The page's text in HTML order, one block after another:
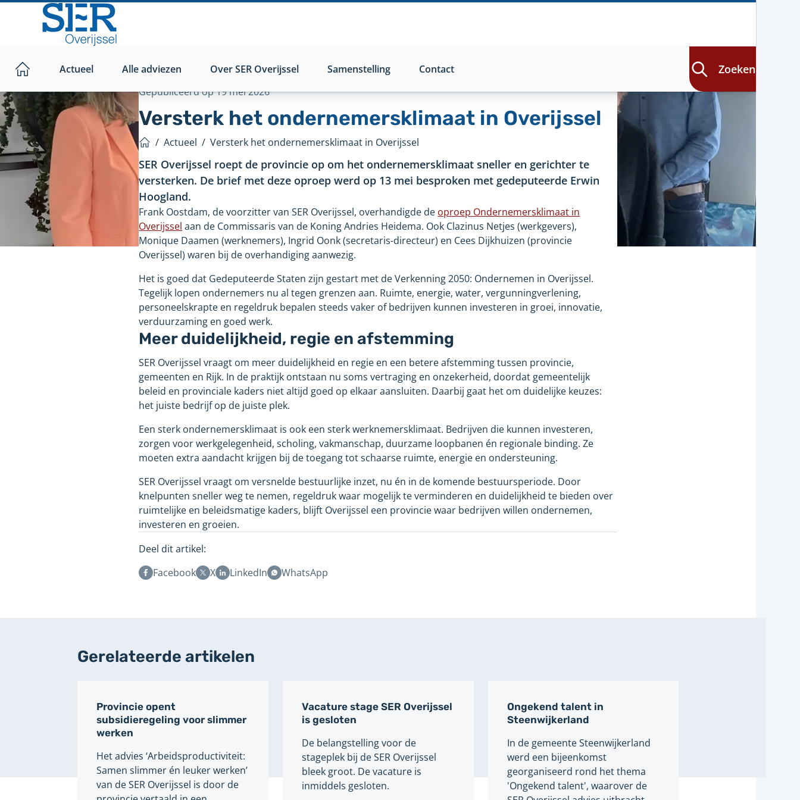
hoofdinhoud
Home
Actueel Alle adviezen Over SER Overijssel Samenstelling Contact Zoeken
Versterk het ondernemersklimaat in Overijssel
Gepubliceerd op19 mei 2026
/ Actueel / Versterk het ondernemersklimaat in Overijssel
SER Overijssel roept de provincie op om het ondernemersklimaat sneller en gerichter te
versterken. De brief met deze oproep werd op 13 mei besproken met gedeputeerde Erwin
Hoogland.
Frank Oostdam, de voorzitter van SER Overijssel, overhandigde de oproep Ondernemersklimaat in
Overijssel aan de Commissaris van de Koning Andries Heidema. Ook Clazinus Netjes (werkgevers),
Monique Daamen (werknemers), Ingrid Oonk (secretaris-directeur) en Cees Dijkhuizen (provincie
Overijssel) waren bij de overhandiging aanwezig.
Het is goed dat Gedeputeerde Staten zijn gestart met de Verkenning 2050: Ondernemen in Overijssel.
Tegelijk lopen ondernemers nu al tegen grenzen aan. Ruimte, energie, water, vergunningverlening,
personeelskrapte en regeldruk bepalen steeds vaker of bedrijven kunnen investeren in groei, innovatie,
verduurzaming en goed werk.
Meer duidelijkheid, regie en afstemming
SER Overijssel vraagt om meer duidelijkheid en regie en een betere afstemming tussen provincie,
gemeenten en Rijk. In de praktijk ontstaan nu soms vertraging en onzekerheid, doordat gemeentelijk
beleid en provinciale kaders niet altijd goed op elkaar aansluiten. Daarbij gaat het om duidelijke keuzes:
het juiste bedrijf op de juiste plek.
Een sterk ondernemersklimaat is ook een sterk werknemersklimaat. Bedrijven die kunnen investeren,
zorgen voor werkgelegenheid, scholing, vakmanschap, duurzame loopbanen én regionale binding. Ze
moeten extra aandacht krijgen bij de toegang tot schaarse ruimte, energie en ondersteuning.
SER Overijssel vraagt om versnelde bestuurlijke inzet, nu én in de komende bestuursperiode. Door
knelpunten sneller weg te nemen, regeldruk waar mogelijk te verminderen en duidelijkheid te bieden over
ruimtelijke en beleidsmatige kaders, blijft Overijssel een provincie waar bedrijven willen ondernemen,
investeren en groeien.
Deel dit artikel:
Facebook
X LinkedIn WhatsApp
Gerelateerde artikelen
Provincie opent
subsidieregeling voor slimmer
werken
Het advies ‘Arbeidsproductiviteit:
Samen slimmer én leuker werken’
van de SER Overijssel is door de
Vacature stage SER Overijssel
is gesloten
De belangstelling voor de
stageplek bij de SER Overijssel
bleek groot. De vacature is
inmiddels gesloten.
Ongekend talent in
Steenwijkerland
In de gemeente Steenwijkerland
werd een bijeenkomst
georganiseerd rond het thema
'Ongekend talent', waarover de